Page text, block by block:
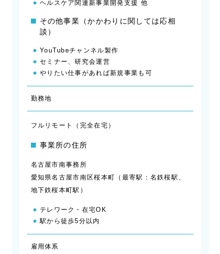
ヘルスケア関連新事業開発支援 他
その他事業（かかわりに関しては応相
談）
YouTubeチャンネル製作
セミナー、研究会運営
やりたい仕事があれば新規事業も可
勤務地
フルリモート（完全在宅）
事業所の住所
名古屋市南事務所
愛知県名古屋市南区桜本町（最寄駅：名鉄桜駅、
地下鉄桜本町駅）
テレワーク・在宅OK
駅から徒歩5分以内
雇用体系